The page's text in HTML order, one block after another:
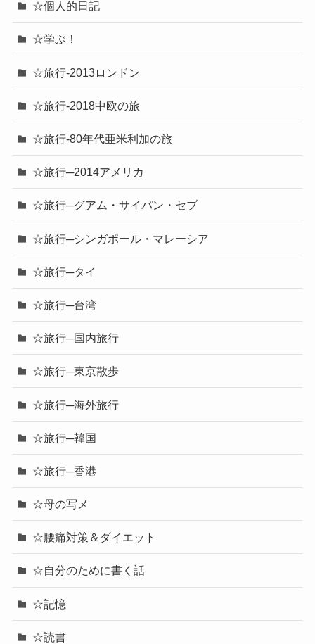
☆個人的日記
☆学ぶ！
☆旅行-2013ロンドン
☆旅行-2018中欧の旅
☆旅行-80年代亜米利加の旅
☆旅行─2014アメリカ
☆旅行─グアム・サイパン・セブ
☆旅行─シンガポール・マレーシア
☆旅行─タイ
☆旅行─台湾
☆旅行─国内旅行
☆旅行─東京散歩
☆旅行─海外旅行
☆旅行─韓国
☆旅行─香港
☆母の写メ
☆腰痛対策＆ダイエット
☆自分のために書く話
☆記憶
☆読書